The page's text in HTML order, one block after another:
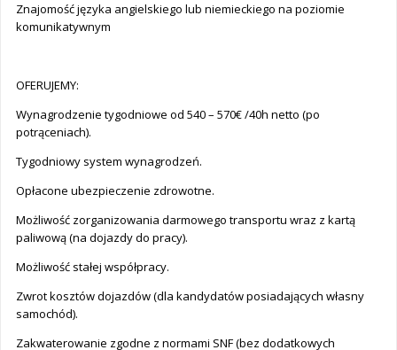
Znajomość języka angielskiego lub niemieckiego na poziomie
komunikatywnym
OFERUJEMY:
Wynagrodzenie tygodniowe od 540 – 570€ /40h netto (po
potrąceniach).
Tygodniowy system wynagrodzeń.
Opłacone ubezpieczenie zdrowotne.
Możliwość zorganizowania darmowego transportu wraz z kartą
paliwową (na dojazdy do pracy).
Możliwość stałej współpracy.
Zwrot kosztów dojazdów (dla kandydatów posiadających własny
samochód).
Zakwaterowanie zgodne z normami SNF (bez dodatkowych